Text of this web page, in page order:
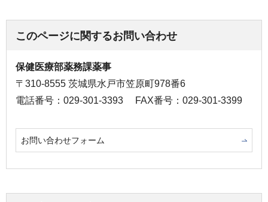
このページに関するお問い合わせ
保健医療部薬務課薬事
〒310-8555 茨城県水戸市笠原町978番6
電話番号：029-301-3393
FAX番号：029-301-3399
お問い合わせフォーム